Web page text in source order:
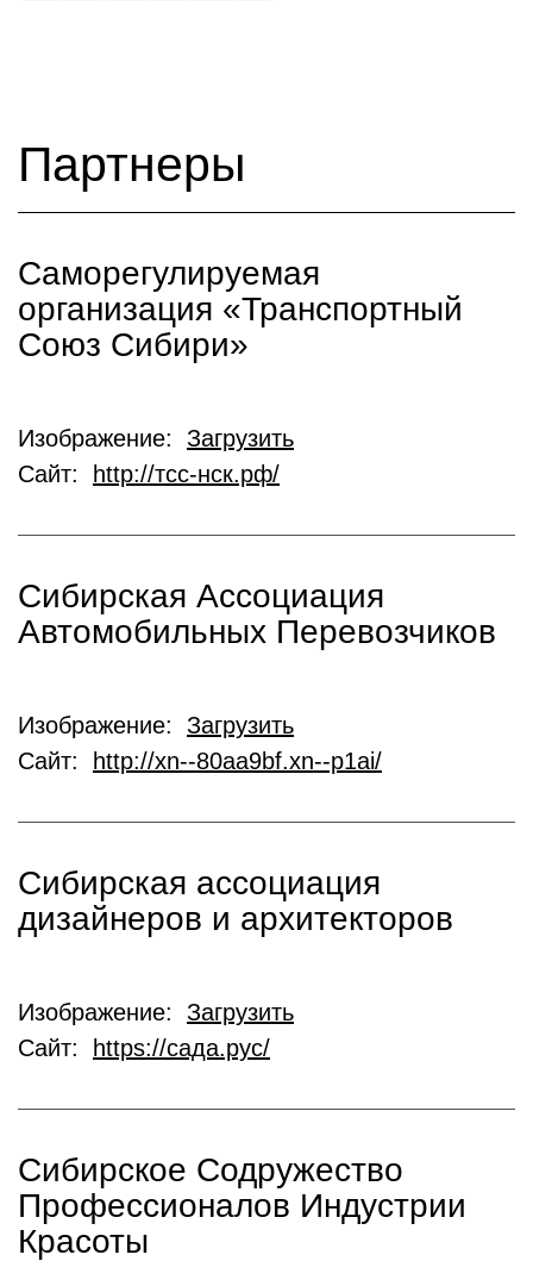
Партнеры
Саморегулируемая
организация «Транспортный
Союз Сибири»
Изображение: Загрузить
Сайт:
http://тсс-нск.рф/
Сибирская Ассоциация
Автомобильных Перевозчиков
Изображение: Загрузить
Сайт:
http://xn--80aa9bf.xn--p1ai/
Сибирская ассоциация
дизайнеров и архитекторов
Изображение: Загрузить
Сайт:
https://сада.рус/
Сибирское Содружество
Профессионалов Индустрии
Красоты